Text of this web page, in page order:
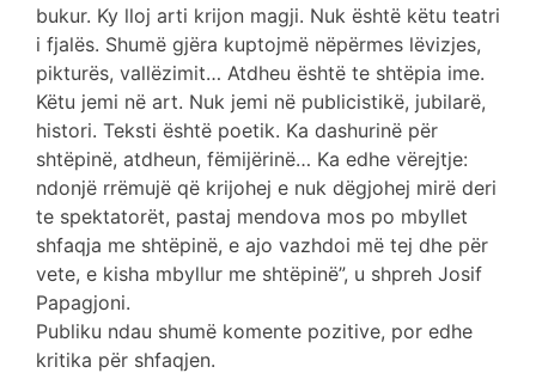
bukur. Ky lloj arti krijon magji. Nuk është këtu teatri
i fjalës. Shumë gjëra kuptojmë nëpërmes lëvizjes,
pikturës, vallëzimit… Atdheu është te shtëpia ime.
Këtu jemi në art. Nuk jemi në publicistikë, jubilarë,
histori. Teksti është poetik. Ka dashurinë për
shtëpinë, atdheun, fëmijërinë… Ka edhe vërejtje:
ndonjë rrëmujë që krijohej e nuk dëgjohej mirë deri
te spektatorët, pastaj mendova mos po mbyllet
shfaqja me shtëpinë, e ajo vazhdoi më tej dhe për
vete, e kisha mbyllur me shtëpinë”, u shpreh Josif
Papagjoni.
Publiku ndau shumë komente pozitive, por edhe
kritika për shfaqjen.